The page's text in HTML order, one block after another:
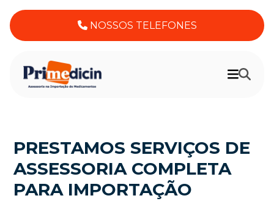
NOSSOS TELEFONES
PRESTAMOS SERVIÇOS DE
ASSESSORIA COMPLETA
PARA IMPORTAÇÃO